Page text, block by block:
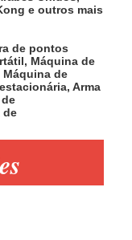
e outros mais
de pontos
Máquina de
de
Arma
de